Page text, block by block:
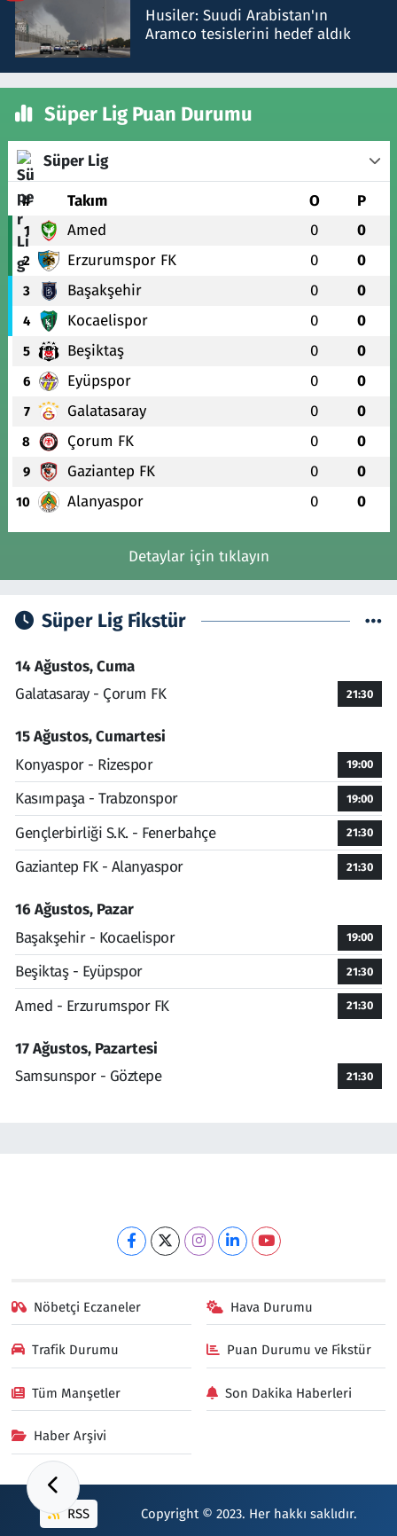
Husiler: Suudi Arabistan'ın
Aramco tesislerini hedef aldık
Süper Lig Puan Durumu
Süper Lig
# Takım O P
1 Amed 0 0
2 Erzurumspor FK 0 0
3 Başakşehir 0 0
4 Kocaelispor 0 0
5 Beşiktaş 0 0
6 Eyüpspor 0 0
7 Galatasaray 0 0
8 Çorum FK 0 0
9 Gaziantep FK 0 0
10 Alanyaspor 0 0
Detaylar için tıklayın
Süper Lig Fikstür
14 Ağustos, Cuma
Galatasaray - Çorum FK
21:30
15 Ağustos, Cumartesi
Konyaspor - Rizespor
19:00
Kasımpaşa - Trabzonspor 19:00
Gençlerbirliği S.K. - Fenerbahçe 21:30
Gaziantep FK - Alanyaspor 21:30
16 Ağustos, Pazar
Başakşehir - Kocaelispor
19:00
Beşiktaş - Eyüpspor 21:30
Amed - Erzurumspor FK 21:30
17 Ağustos, Pazartesi
Samsunspor - Göztepe
21:30
Nöbetçi Eczaneler Hava Durumu
Trafik Durumu Puan Durumu ve Fikstür
Tüm Manşetler Son Dakika Haberleri
Haber Arşivi
RSS Copyright © 2023. Her hakkı saklıdır.